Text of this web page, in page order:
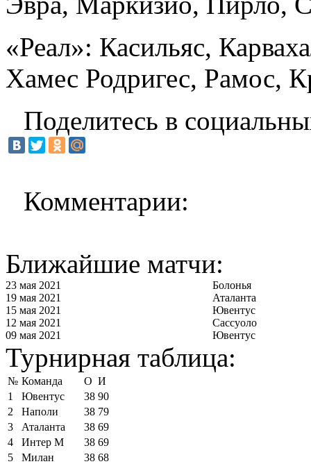
«Реал»: Касильяс,
Хамес Родригес, Рамос,
Поделитесь в
Комментарии:
Ближайшие матчи:
23 мая 2021
Болонья
19 мая 2021
Аталанта
15 мая 2021
Ювентус
12 мая 2021
Сассуоло
09 мая 2021
Ювентус
Турнирная таблица:
№ Команда О И
1
Ювентус 38 90
2
Наполи 38 79
3
Аталанта 38 69
4
Интер М 38 69
5
Милан 38 68